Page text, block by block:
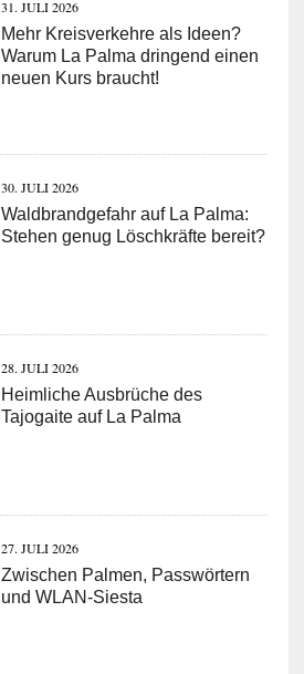
31. JULI 2026
Mehr Kreisverkehre als Ideen?
Warum La Palma dringend einen
neuen Kurs braucht!
30. JULI 2026
Waldbrandgefahr auf La Palma:
Stehen genug Löschkräfte bereit?
28. JULI 2026
Heimliche Ausbrüche des
Tajogaite auf La Palma
27. JULI 2026
Zwischen Palmen, Passwörtern
und WLAN-Siesta